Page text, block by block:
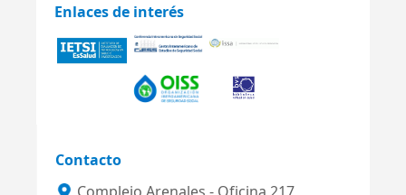
Enlaces de interés
Contacto